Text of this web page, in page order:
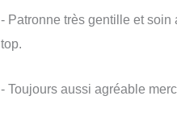
- Patronne très gentille et soin
top.
- Toujours aussi agréable